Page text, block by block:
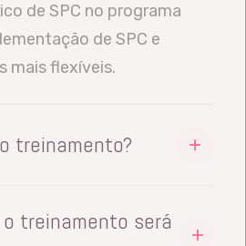
de SPC no programa
de SPC e
mais flexíveis.
treinamento?
com o tópico de
treinamento será